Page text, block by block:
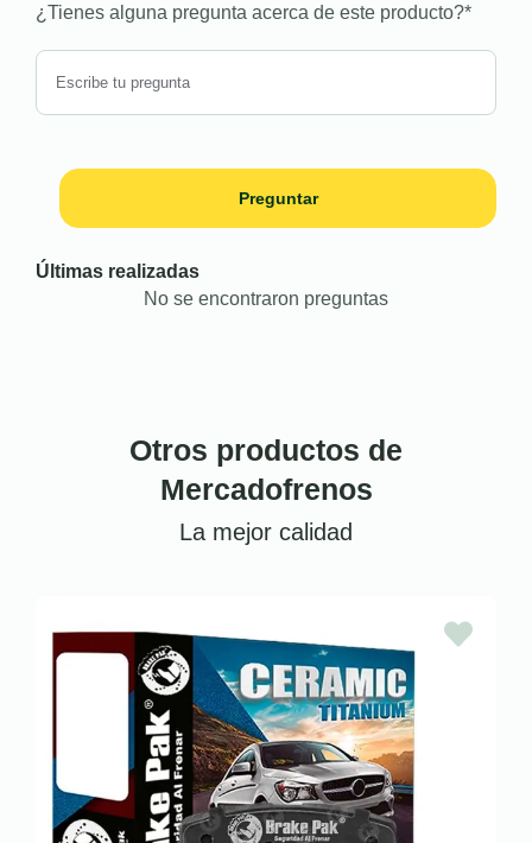
¿Tienes alguna pregunta acerca de este producto?*
Preguntar
Últimas realizadas
No se encontraron preguntas
Otros productos de
Mercadofrenos
La mejor calidad